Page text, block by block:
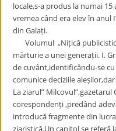
locale,s-a produs la numai 15
vremea când era elev în anul
din Galați.
Volumul „Nițică
mărturie a unei generații. I.
de cuvânt,identificându-se
comunice deciziile
La ziarul”
corespondenți ,predând
introducă fragmente din
ziaristică.Un capitol se referă